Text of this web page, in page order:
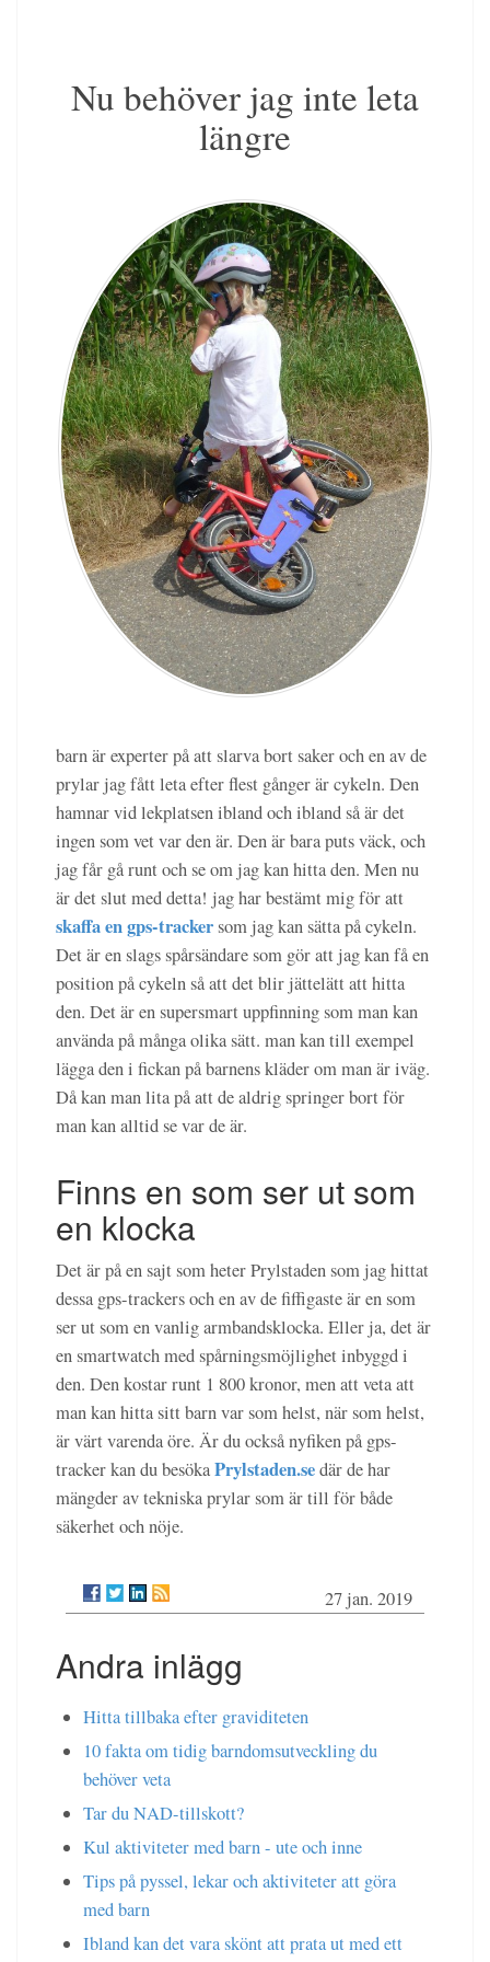
Nu behöver jag inte leta
längre
barn är experter på att slarva bort saker och en av de
prylar jag fått leta efter flest gånger är cykeln. Den
hamnar vid lekplatsen ibland och ibland så är det
ingen som vet var den är. Den är bara puts väck, och
jag får gå runt och se om jag kan hitta den. Men nu
är det slut med detta! jag har bestämt mig för att
skaffa en gps-trackersom jag kan sätta på cykeln.
Det är en slags spårsändare som gör att jag kan få en
position på cykeln så att det blir jättelätt att hitta
den. Det är en supersmart uppfinning som man kan
använda på många olika sätt. man kan till exempel
lägga den i fickan på barnens kläder om man är iväg.
Då kan man lita på att de aldrig springer bort för
man kan alltid se var de är.
Finns en som ser ut som
en klocka
Det är på en sajt som heter Prylstaden som jag hittat
dessa gps-trackers och en av de fiffigaste är en som
ser ut som en vanlig armbandsklocka. Eller ja, det är
en smartwatch med spårningsmöjlighet inbyggd i
den. Den kostar runt 1 800 kronor, men att veta att
man kan hitta sitt barn var som helst, när som helst,
är värt varenda öre. Är du också nyfiken på gps-
tracker kan du besökaPrylstaden.sedär de har
mängder av tekniska prylar som är till för både
säkerhet och nöje.
27 jan. 2019
Andra inlägg
Hitta tillbaka efter graviditeten
10 fakta om tidig barndomsutveckling du
behöver veta
Tar du NAD-tillskott?
Kul aktiviteter med barn - ute och inne
Tips på pyssel, lekar och aktiviteter att göra
med barn
Ibland kan det vara skönt att prata ut med ett